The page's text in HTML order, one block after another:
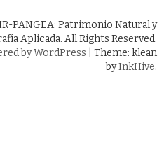
PANGEA: Patrimonio Natural y
Aplicada. All Rights Reserved.
by WordPress
Theme: klean
byInkHive.